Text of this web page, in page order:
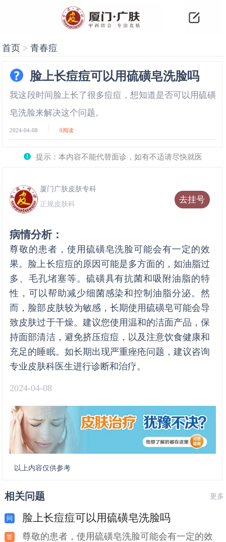
首页 >青春痘
脸上长痘痘可以用硫磺皂洗脸吗
我这段时间脸上长了很多痘痘，想知道是否可以用硫磺
皂洗脸来解决这个问题。
2024-04-08 0阅读
提示：本内容不能代替面诊，如有不适请尽快就医
去挂号
厦门广肤皮肤专科
正规皮肤科
病情分析：
尊敬的患者，使用硫磺皂洗脸可能会有一定的效
果。脸上长痘痘的原因可能是多方面的，如油脂过
多、毛孔堵塞等。硫磺具有抗菌和吸附油脂的特
性，可以帮助减少细菌感染和控制油脂分泌。然
而，脸部皮肤较为敏感，长期使用硫磺皂可能会导
致皮肤过于干燥。建议您使用温和的洁面产品，保
持面部清洁，避免挤压痘痘，以及注意饮食健康和
充足的睡眠。如长期出现严重痤疮问题，建议咨询
专业皮肤科医生进行诊断和治疗。
2024-04-08
以上内容仅供参考
相关问题 更多
脸上长痘痘可以用硫磺皂洗脸吗
尊敬的患者，使用硫磺皂洗脸可能会有一定的效